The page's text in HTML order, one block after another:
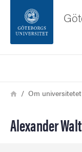
Sidfoten
Länkstig
HemOm universitetet
Alexander